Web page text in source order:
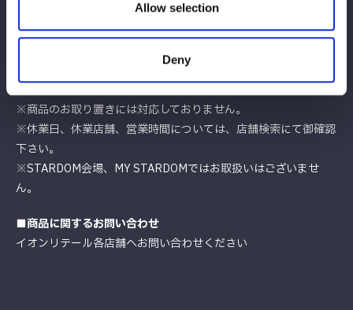
Allow selection
Deny
【ご注意事項】
※商品のお取り置きには対応しておりません。
※休業日、休業店舗、営業時間については、店舗検索にて御確認
下さい。
※STARDOM会場、MY STARDOMではお取扱いはございませ
ん。
■商品に関するお問い合わせ
イオンリテール各店舗へお問い合わせください